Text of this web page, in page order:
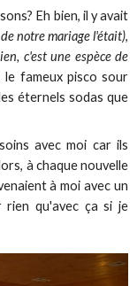
Eh bien, il y avait
notre mariage l'était),
c'est une espèce de
le fameux pisco sour
éternels sodas que
avec moi car ils
à chaque nouvelle
à moi avec un
rien qu'avec ça si je